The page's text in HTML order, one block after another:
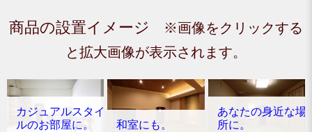
商品の設置イメージ
※画像をクリックする
と拡大画像が表示されます。
カジュアルスタイ
ルのお部屋に。
和室にも。
あなたの身近な場
所に。